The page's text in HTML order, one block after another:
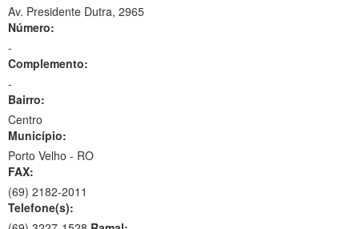
Av. Presidente Dutra, 2965
Número:
-
Complemento:
-
Bairro:
Centro
Município:
Porto Velho - RO
FAX:
(69) 2182-2011
Telefone(s):